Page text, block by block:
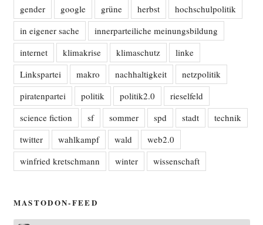
gender google grüne herbst
hochschulpolitik
in eigener sache
innerparteiliche meinungsbildung
internet
klimakrise klimaschutz
linke
Linkspartei
makro nachhaltigkeit
netzpolitik
piratenpartei
politik politik2.0
rieselfeld
science fiction
sf sommer spd stadt
technik
twitter
wahlkampf wald
web2.0
winfried kretschmann
winter wissenschaft
MASTODON-FEED